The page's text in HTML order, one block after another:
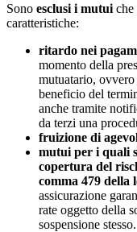
Sono esclusi i mutui che
caratteristiche:
ritardo nei
momento della
mutuatario,
beneficio del
anche tramite
da terzi una
fruizione di
mutui per i quali
copertura del
comma 479 della
assicurazione
rate oggetto della
sospensione stesso.